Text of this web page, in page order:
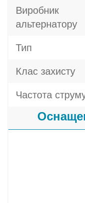
Виробник
альтернатору
Тип
Клас захисту
Частота